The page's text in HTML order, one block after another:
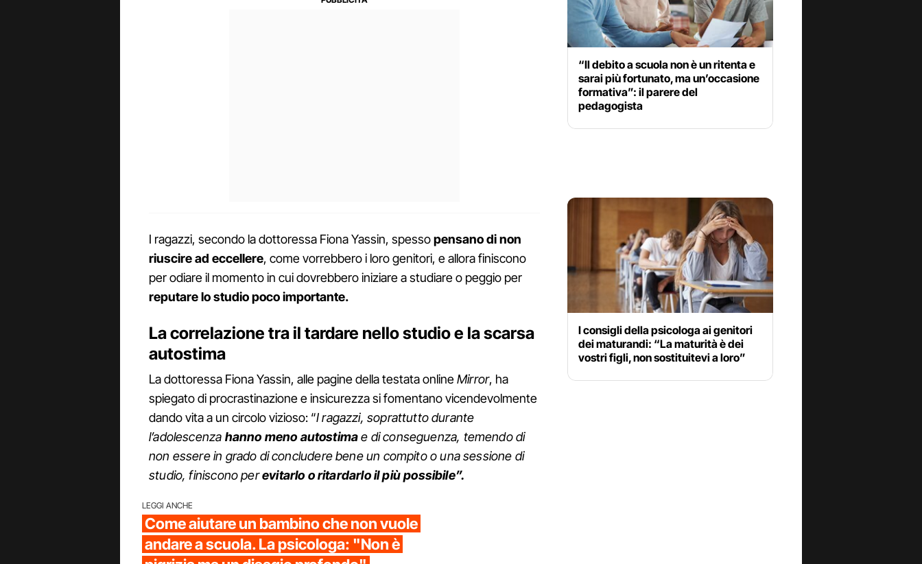
I ragazzi, secondo la dottoressa Fiona Yassin, spessopensano di non
riuscire ad eccellere, come vorrebbero i loro genitori, e allora finiscono
per odiare il momento in cui dovrebbero iniziare a studiare o peggio per
reputare lo studio poco importante.
La correlazione tra il tardare nello studio e la scarsa
autostima
La dottoressa Fiona Yassin, alle pagine della testata onlineMirror, ha
spiegato di procrastinazione e insicurezza si fomentano vicendevolmente
dando vita a un circolo vizioso: “I ragazzi, soprattutto durante
l’adolescenza hanno meno autostimae di conseguenza, temendo di
non essere in grado di concludere bene un compito o una sessione di
studio, finiscono perevitarlo o ritardarlo il più possibile”.
LEGGI ANCHE
Come aiutare un bambino che non vuole
andare a scuola. La psicologa: "Non è
“Il debito a scuola non è un ritenta e
sarai più fortunato, ma un’occasione
formativa”: il parere del
pedagogista
I consigli della psicologa ai genitori
dei maturandi: “La maturità è dei
vostri figli, non sostituitevi a loro”